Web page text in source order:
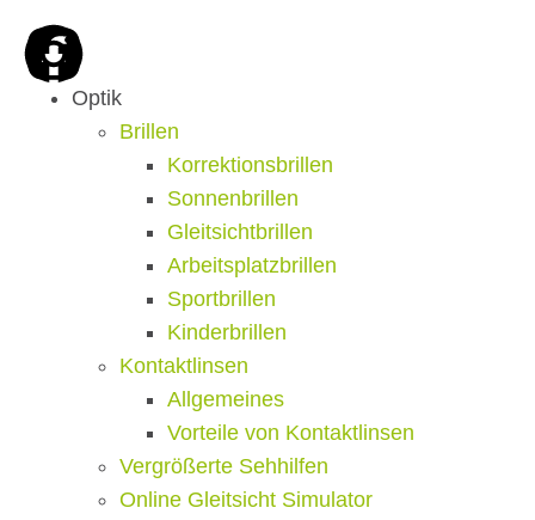
Optik
Brillen
Korrektionsbrillen
Sonnenbrillen
Gleitsichtbrillen
Arbeitsplatzbrillen
Sportbrillen
Kinderbrillen
Kontaktlinsen
Allgemeines
Vorteile von Kontaktlinsen
Vergrößerte Sehhilfen
Online Gleitsicht Simulator